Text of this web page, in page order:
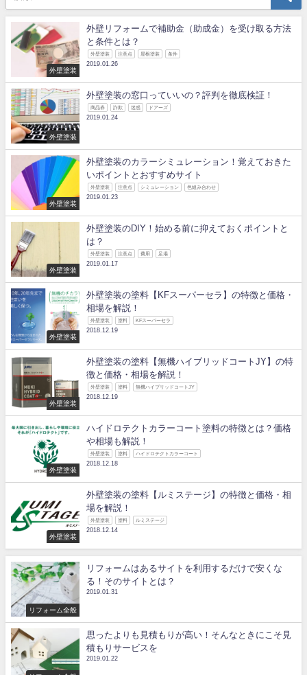
外壁塗装
外壁リフォームで補助金（助成金）を受け取る方法
と条件とは？
外壁塗装 注意点 屋根塗装 条件
2019.01.26
外壁塗装
外壁塗装の窓口っていいの？評判を徹底検証！
商品券 詐欺 迷惑 ドアーズ
2019.01.24
外壁塗装
外壁塗装のカラーシミュレーション！覚えておきた
いポイントとおすすめサイト
外壁塗装 注意点 シミュレーション 色組み合わせ
2019.01.23
外壁塗装
外壁塗装のDIY！始める前に抑えておくポイントと
は？
外壁塗装 注意点 費用 足場
2019.01.17
外壁塗装
外壁塗装の塗料【KFスーパーセラ】の特徴と価格・
相場を解説！
外壁塗装 塗料 KFスーパーセラ
2018.12.19
外壁塗装
外壁塗装の塗料【無機ハイブリッドコートJY】の特
徴と価格・相場を解説！
外壁塗装 塗料 無機ハイブリッドコートJY
2018.12.19
外壁塗装
ハイドロテクトカラーコート塗料の特徴とは？価格
や相場も解説！
外壁塗装 塗料 ハイドロテクトカラーコート
2018.12.18
外壁塗装
外壁塗装の塗料【ルミステージ】の特徴と価格・相
場を解説！
外壁塗装 塗料 ルミステージ
2018.12.14
リフォーム全般
リフォームはあるサイトを利用するだけで安くな
る！そのサイトとは？
2019.01.31
思ったよりも見積もりが高い！そんなときにこそ見
積もりサービスを
2019.01.22